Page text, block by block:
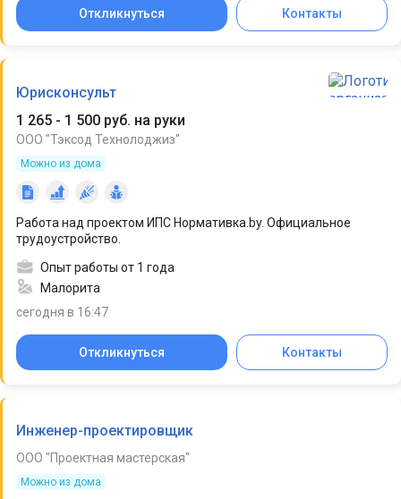
Откликнуться Контакты
Юрисконсульт
1 265 - 1 500 руб. на руки
ООО "Тэксод Технолоджиз"
Можно из дома
Работа над проектом ИПС Нормативка.by. Официальное
трудоустройство.
Опыт работы от 1 года
Малорита
сегодня в 16:47
Откликнуться Контакты
Инженер-проектировщик
ООО "Проектная мастерская"
Можно из дома